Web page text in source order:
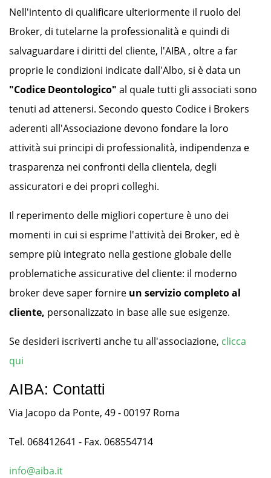
Nell'intento di qualificare ulteriormente il ruolo del
Broker, di tutelarne la professionalità e quindi di
salvaguardare i diritti del cliente, l'AIBA , oltre a far
proprie le condizioni indicate dall'Albo, si è data un
"Codice Deontologico" al quale tutti gli associati sono
tenuti ad attenersi. Secondo questo Codice i Brokers
aderenti all'Associazione devono fondare la loro
attività sui principi di professionalità, indipendenza e
trasparenza nei confronti della clientela, degli
assicuratori e dei propri colleghi.
Il reperimento delle migliori coperture è uno dei
momenti in cui si esprime l'attività dei Broker, ed è
sempre più integrato nella gestione globale delle
problematiche assicurative del cliente: il moderno
broker deve saper fornire un servizio completo al
cliente, personalizzato in base alle sue esigenze.
Se desideri iscriverti anche tu all'associazione, clicca
qui
AIBA: Contatti
Via Jacopo da Ponte, 49 - 00197 Roma
Tel. 068412641 - Fax. 068554714
info@aiba.it